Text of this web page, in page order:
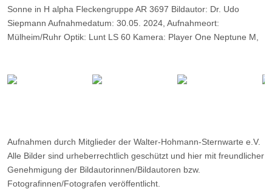
Sonne in H alpha Fleckengruppe AR 3697 Bildautor: Dr. Udo
Siepmann Aufnahmedatum: 30.05. 2024, Aufnahmeort:
Mülheim/Ruhr Optik: Lunt LS 60 Kamera: Player One Neptune M,
Aufnahmen durch Mitglieder der Walter-Hohmann-Sternwarte e.V.
Alle Bilder sind urheberrechtlich geschützt und hier mit freundlicher
Genehmigung der Bildautorinnen/Bildautoren bzw.
Fotografinnen/Fotografen veröffentlicht.